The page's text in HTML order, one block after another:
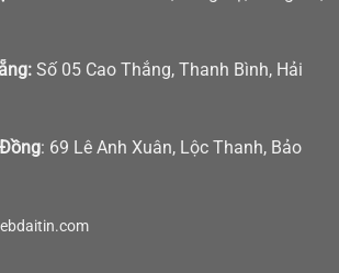
Số 05 Cao Thắng, Thanh Bình, Hải
: 69 Lê Anh Xuân, Lộc Thanh, Bảo